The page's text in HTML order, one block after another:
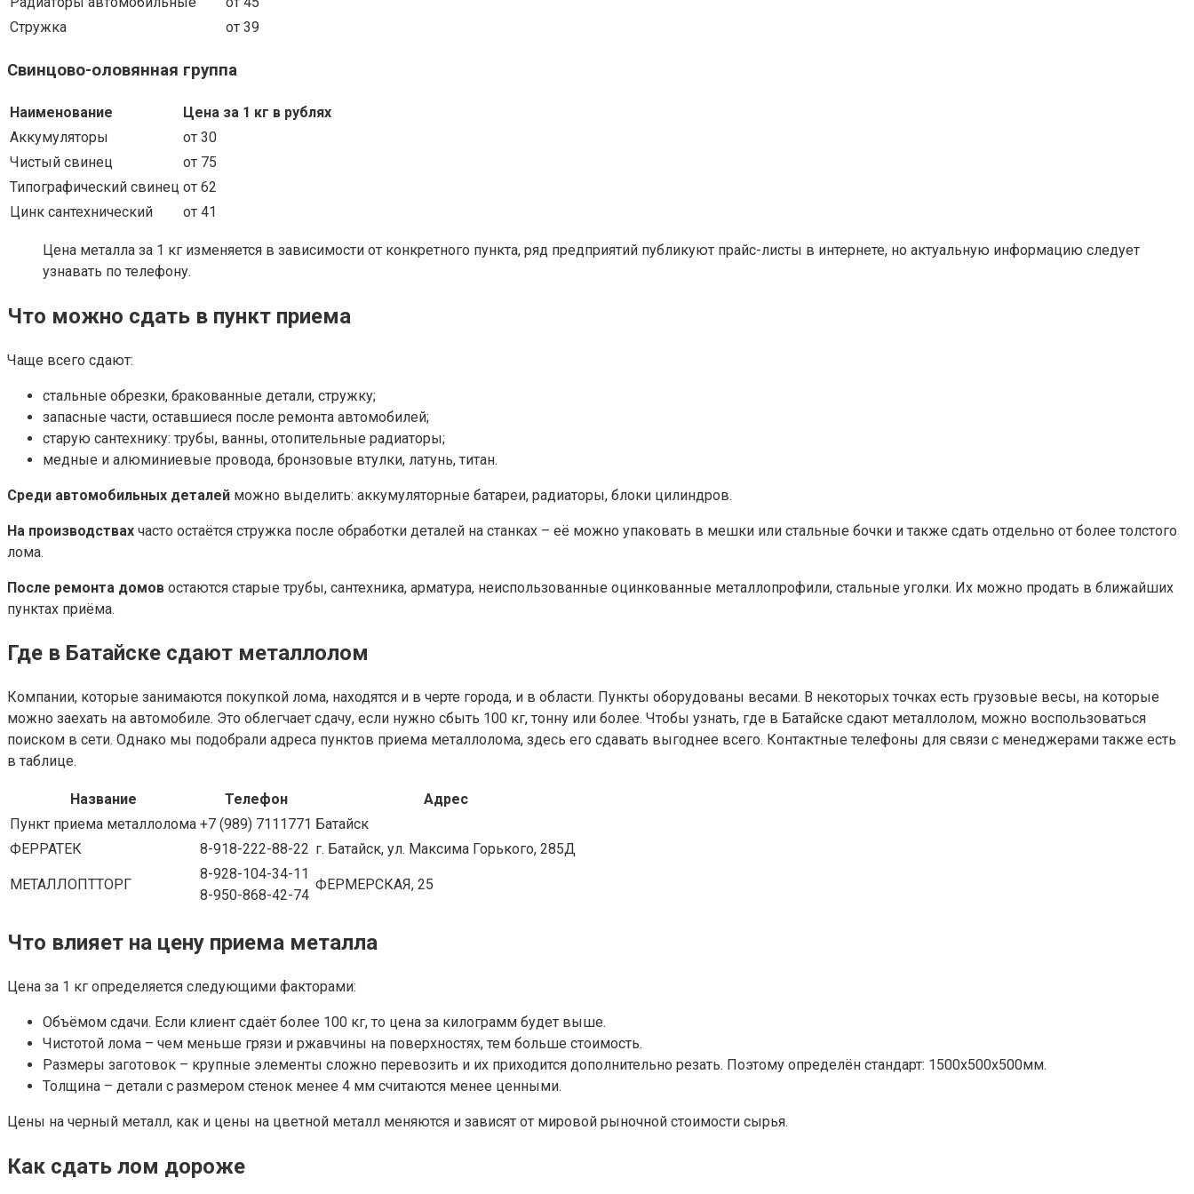
Стружка
от 39
Свинцово-оловянная группа
Наименование
Цена за 1 кг в рублях
Аккумуляторы
от 30
Чистый свинец
от 75
Типографический свинец от 62
Цинк сантехнический
от 41
Цена металла за 1 кг изменяется в зависимости от конкретного пункта, ряд предприятий публикуют прайс-листы в интернете, но актуальную информацию следует
узнавать по телефону.
Что можно сдать в пункт приема
Чаще всего сдают:
стальные обрезки, бракованные детали, стружку;
запасные части, оставшиеся после ремонта автомобилей;
старую сантехнику: трубы, ванны, отопительные радиаторы;
медные и алюминиевые провода, бронзовые втулки, латунь, титан.
Среди автомобильных деталей можно выделить: аккумуляторные батареи, радиаторы, блоки цилиндров.
На производствах часто остаётся стружка после обработки деталей на станках – её можно упаковать в мешки или стальные бочки и также сдать отдельно от более толстого
лома.
После ремонта домов остаются старые трубы, сантехника, арматура, неиспользованные оцинкованные металлопрофили, стальные уголки. Их можно продать в ближайших
пунктах приёма.
Где в Батайске сдают металлолом
Компании, которые занимаются покупкой лома, находятся и в черте города, и в области. Пункты оборудованы весами. В некоторых точках есть грузовые весы, на которые
можно заехать на автомобиле. Это облегчает сдачу, если нужно сбыть 100 кг, тонну или более. Чтобы узнать, где в Батайске сдают металлолом, можно воспользоваться
поиском в сети. Однако мы подобрали адреса пунктов приема металлолома, здесь его сдавать выгоднее всего. Контактные телефоны для связи с менеджерами также есть
в таблице.
Название Телефон
Адрес
Пункт приема металлолома +7 (989) 7111771 Батайск
ФЕРРАТЕК
8-918-222-88-22 г. Батайск, ул. Максима Горького, 285Д
МЕТАЛЛОПТТОРГ
8-928-104-34-11
8-950-868-42-74
ФЕРМЕРСКАЯ, 25
Что влияет на цену приема металла
Цена за 1 кг определяется следующими факторами:
Объёмом сдачи. Если клиент сдаёт более 100 кг, то цена за килограмм будет выше.
Чистотой лома – чем меньше грязи и ржавчины на поверхностях, тем больше стоимость.
Размеры заготовок – крупные элементы сложно перевозить и их приходится дополнительно резать. Поэтому определён стандарт: 1500х500х500мм.
Толщина – детали с размером стенок менее 4 мм считаются менее ценными.
Цены на черный металл, как и цены на цветной металл меняются и зависят от мировой рыночной стоимости сырья.
Как сдать лом дороже